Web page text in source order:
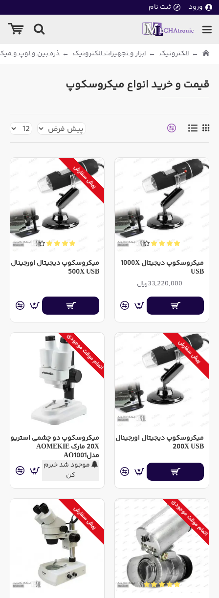
ورود ثبت نام
الکترونیک ابزار و تجهیزات الکترونیک ذره بین و لوپ و
قیمت و خرید انواع میکروسکوپ
میکروسکوپ دیجیتال 1000X
USB
33,220,000ریال
پیش سفارش
میکروسکوپ دیجیتال اورجینال
500X USB
پیش سفارش
میکروسکوپ دیجیتال اورجینال
200X USB
اتمام موقت موجودی
میکروسکوپ دو چشمی استریو
20X مارک AOMEKIE
مدلAO1001
موجود شد خبرم
کن
اتمام موقت موجودی پیش سفارش